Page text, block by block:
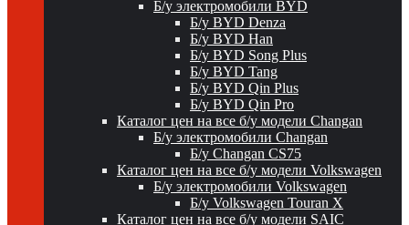
Б/у электромобили BYD
Б/у BYD Denza
Б/у BYD Han
Б/у BYD Song Plus
Б/у BYD Tang
Б/у BYD Qin Plus
Б/у BYD Qin Pro
Каталог цен на все б/у модели Changan
Б/у электромобили Changan
Б/у Changan CS75
Каталог цен на все б/у модели Volkswagen
Б/у электромобили Volkswagen
Б/у Volkswagen Touran X
Каталог цен на все б/у модели SAIC